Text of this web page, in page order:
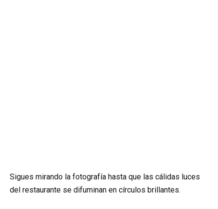
Sigues mirando la fotografía hasta que las cálidas luces
del restaurante se difuminan en círculos brillantes.